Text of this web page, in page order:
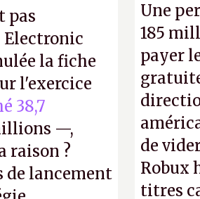
pas
Electronic
la fiche
l'exercice
38,7
—,
raison ?
de lancement
Une
185
payer
de
Robux
titres